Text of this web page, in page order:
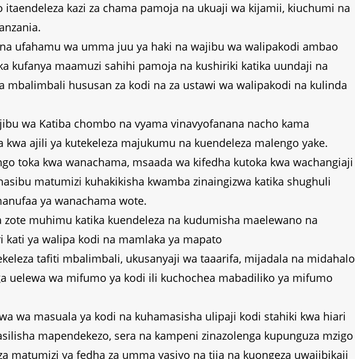
kazi za chama pamoja na ukuaji wa kijamii, kiuchumi na
ufahamu wa umma juu ya haki na wajibu wa walipakodi ambao
kufanya maamuzi sahihi pamoja na kushiriki katika uundaji na
mbalimbali hususan za kodi na za ustawi wa walipakodi na kulinda
wa Katiba chombo na vyama vinavyofanana nacho kama
kwa ajili ya kutekeleza majukumu na kuendeleza malengo yake.
toka kwa wanachama, msaada wa kifedha kutoka kwa wachangiaji
matumizi kuhakikisha kwamba zinaingizwa katika shughuli
ya wanachama wote.
zote muhimu katika kuendeleza na kudumisha maelewano na
kati ya walipa kodi na mamlaka ya mapato
tafiti mbalimbali, ukusanyaji wa taaarifa, mijadala na midahalo
uelewa wa mifumo ya kodi ili kuchochea mabadiliko ya mifumo
wa masuala ya kodi na kuhamasisha ulipaji kodi stahiki kwa hiari
mapendekezo, sera na kampeni zinazolenga kupunguza mzigo
matumizi ya fedha za umma yasiyo na tija na kuongeza uwajibikaji